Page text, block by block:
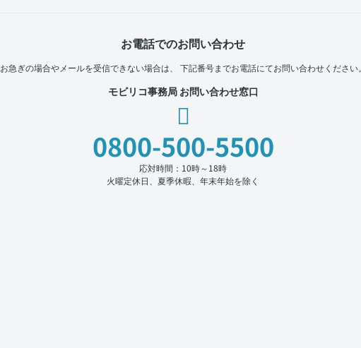
お電話でのお問い合わせ
お急ぎの場合やメールを受信できない場合は、 下記番号までお電話にてお問い合わせください。
モビリコ事務局 お問い合わせ窓口
0800-500-5500
応対時間：10時～18時
火曜定休日、夏季休暇、年末年始を除く